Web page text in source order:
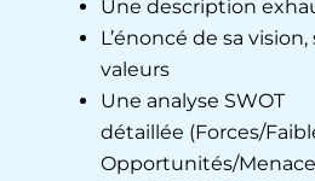
Une description
L’énoncé de sa
valeurs
Une analyse SWOT
détaillée (Forces/
Opportunités/